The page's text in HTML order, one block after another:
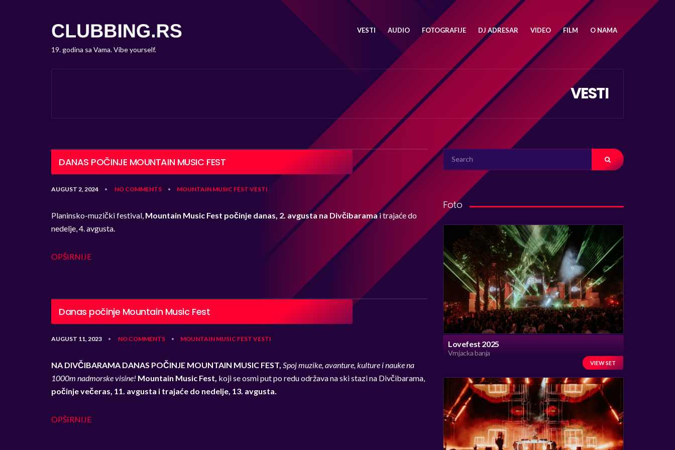
19. godina sa Vama. Vibe yourself.
VESTI AUDIO FOTOGRAFIJE DJ ADRESAR VIDEO FILM O NAMA
VESTI
DANAS POČINJE MOUNTAIN MUSIC FEST
AUGUST 2, 2024 • NO COMMENTS • MOUNTAIN MUSIC FEST VESTI
Planinsko-muzički festival, Mountain Music Fest počinje danas, 2. avgusta na Divčibaramai trajaće do
nedelje, 4. avgusta.
OPŠIRNIJE
Danas počinje Mountain Music Fest
AUGUST 11, 2023 • NO COMMENTS • MOUNTAIN MUSIC FEST VESTI
NA DIVČIBARAMA DANAS POČINJE MOUNTAIN MUSIC FEST, Spoj muzike, avanture, kulture i nauke na
1000m nadmorske visine! Mountain Music Fest, koji se osmi put po redu održava na ski stazi na Divčibarama,
počinje večeras, 11. avgusta i trajaće do nedelje, 13. avgusta.
OPŠIRNIJE
SEARCH
FOR:
Foto
Lovefest 2025
Vrnjacka banja
VIEW SET